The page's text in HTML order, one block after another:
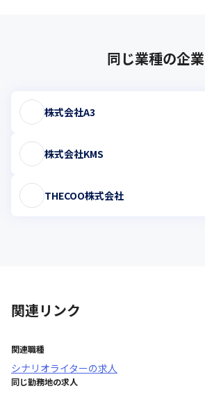
同じ業種の企業
株式会社A3
株式会社KMS
THECOO株式会社
関連リンク
関連職種
シナリオライターの求人
同じ勤務地の求人